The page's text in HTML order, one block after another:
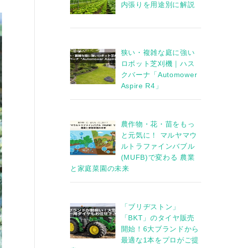
内張りを用途別に解説
狭い・複雑な庭に強い
ロボット芝刈機｜ハス
クバーナ「Automower
Aspire R4」
農作物・花・苗をもっ
と元気に！ マルヤマウ
ルトラファインバブル
(MUFB)で変わる 農業
と家庭菜園の未来
「ブリヂストン」
「BKT」のタイヤ販売
開始！6大ブランドから
最適な1本をプロがご提